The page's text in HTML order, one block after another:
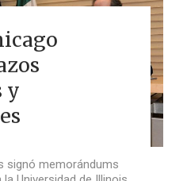
y
signó memorándums